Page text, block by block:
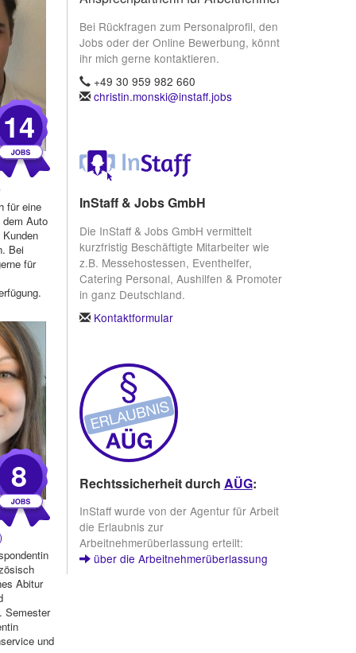
14
für eine
Auto
Bei
für
8
Abitur
Semester
und
Bei Rückfragen zum Personalprofil, den
Jobs oder der Online Bewerbung, könnt
ihr mich gerne kontaktieren.
+49 30 959 982 660
christin.monski@instaff.jobs
InStaff & Jobs GmbH
Die InStaff & Jobs GmbH vermittelt
kurzfristig Beschäftigte Mitarbeiter wie
z.B. Messehostessen, Eventhelfer,
Catering Personal, Aushilfen & Promoter
in ganz Deutschland.
Kontaktformular
Rechtssicherheit durch AÜG:
InStaff wurde von der Agentur für Arbeit
die Erlaubnis zur
Arbeitnehmerüberlassung erteilt:
über die Arbeitnehmerüberlassung